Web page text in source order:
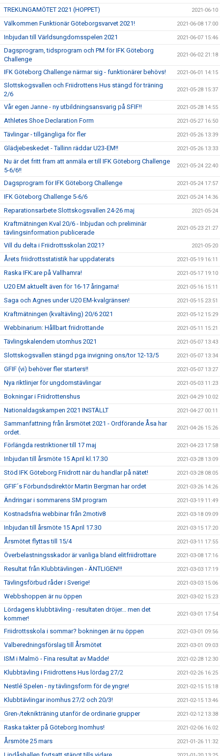
TREKUNGAMÖTET 2021 (HOPPET) 2021-06-10
Välkommen Funktionär Göteborgsvarvet 2021! 2021-06-08 17:00
Inbjudan till Världsungdomsspelen 2021 2021-06-07 15:46
Dagsprogram, tidsprogram och PM för IFK Göteborg
Challenge
2021-06-02 21:18
IFK Göteborg Challenge närmar sig - funktionärer behövs! 2021-06-01 14:15
Slottskogsvallen och Friidrottens Hus stängd för träning
2/6
2021-05-28 15:37
Vår egen Janne - ny utbildningsansvarig på SFIF!! 2021-05-28 14:55
Athletes Shoe Declaration Form 2021-05-27 16:50
Tävlingar - tillgängliga för fler 2021-05-26 13:39
Glädjebeskedet - Tallinn räddar U23-EM!! 2021-05-26 13:33
Nu är det fritt fram att anmäla er till IFK Göteborg Challenge
5-6/6!!
2021-05-24 22:40
Dagsprogram för IFK Göteborg Challenge 2021-05-24 17:57
IFK Göteborg Challenge 5-6/6 2021-05-24 14:36
Reparationsarbete Slottskogsvallen 24-26 maj 2021-05-24
Kraftmätningen Kval 20/6 - Inbjudan och preliminär
tävlingsinformation publicerade
2021-05-23 21:27
Vill du delta i Friidrottsskolan 2021? 2021-05-20
Årets friidrottsstatistik har uppdaterats 2021-05-19 16:11
Raska IFK:are på Vallhamra! 2021-05-17 19:10
U20 EM aktuellt även för 16-17 åringarna! 2021-05-16 15:11
Saga och Agnes under U20 EM-kvalgränsen! 2021-05-15 23:51
Kraftmätningen (kvaltävling) 20/6 2021 2021-05-12 15:29
Webbinarium: Hållbart friidrottande 2021-05-11 15:21
Tävlingskalendern utomhus 2021 2021-05-07 13:43
Slottskogsvallen stängd pga invigning ons/tor 12-13/5 2021-05-07 13:34
GFIF (vi) behöver fler starters!! 2021-05-07 13:27
Nya riktlinjer för ungdomstävlingar 2021-05-03 11:23
Bokningar i Friidrottenshus 2021-04-29 10:02
Nationaldagskampen 2021 INSTÄLLT 2021-04-27 00:11
Sammanfattning från årsmötet 2021 - Ordförande Åsa har
ordet.
2021-04-26 15:26
Förlängda restriktioner till 17 maj 2021-04-23 17:58
Inbjudan till årsmöte 15 April kl.17.30 2021-03-28 13:09
Stöd IFK Göteborg Friidrott när du handlar på nätet! 2021-03-28 08:05
GFIF´s Förbundsdirektör Martin Bergman har ordet 2021-03-26 14:26
Ändringar i sommarens SM program 2021-03-19 11:49
Kostnadsfria webbinar från 2motiv8 2021-03-18 09:09
Inbjudan till årsmöte 15 April 17.30 2021-03-15 17:20
Årsmötet flyttas till 15/4 2021-03-11 17:55
Överbelastningsskador är vanliga bland elitfriidrottare 2021-03-08 17:16
Resultat från Klubbtävlingen - ÄNTLIGEN!!! 2021-03-03 17:19
Tävlingsförbud råder i Sverige! 2021-03-03 15:06
Webbshoppen är nu öppen 2021-03-02 15:23
Lördagens klubbtävling - resultaten dröjer... men det
kommer!
2021-03-01 17:54
Friidrottsskola i sommar? bokningen är nu öppen 2021-03-01 09:56
Valberedningsförslag till Årsmötet 2021-03-01 09:03
ISM i Malmö - Fina resultat av Madde! 2021-02-28 12:30
Klubbtävling i Friidrottens Hus lördag 27/2 2021-02-26 16:25
Nestlé Spelen - ny tävlingsform för de yngre! 2021-02-15 15:18
Klubbtävlingar inomhus 27/2 och 20/3! 2021-02-15 13:46
Gren-/teknikträning utanför de ordinarie grupper 2021-02-12 13:38
Raska takter på Göteborg Inomhus! 2021-02-06 16:02
Årsmöte 25 mars 2021-01-26 11:32